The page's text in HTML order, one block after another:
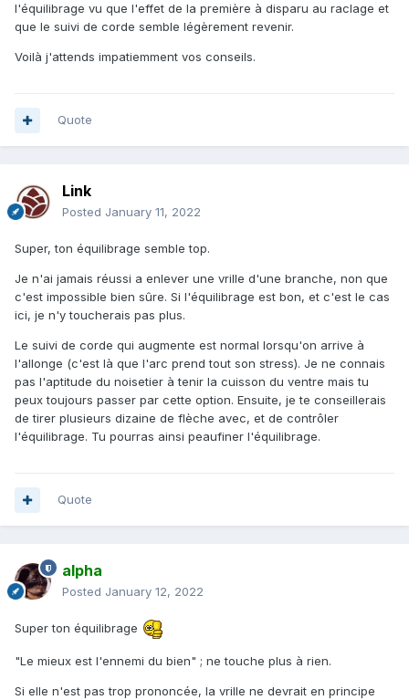
l'équilibrage vu que l'effet de la première à disparu au raclage et
que le suivi de corde semble légèrement revenir.
Voilà j'attends impatiemment vos conseils.
Quote
Link
Posted January 11, 2022
Super, ton équilibrage semble top.
Je n'ai jamais réussi a enlever une vrille d'une branche, non que
c'est impossible bien sûre. Si l'équilibrage est bon, et c'est le cas
ici, je n'y toucherais pas plus.
Le suivi de corde qui augmente est normal lorsqu'on arrive à
l'allonge (c'est là que l'arc prend tout son stress). Je ne connais
pas l'aptitude du noisetier à tenir la cuisson du ventre mais tu
peux toujours passer par cette option. Ensuite, je te conseillerais
de tirer plusieurs dizaine de flèche avec, et de contrôler
l'équilibrage. Tu pourras ainsi peaufiner l'équilibrage.
Quote
alpha
Posted January 12, 2022
Super ton équilibrage
"Le mieux est l'ennemi du bien" ; ne touche plus à rien.
Si elle n'est pas trop prononcée, la vrille ne devrait en principe